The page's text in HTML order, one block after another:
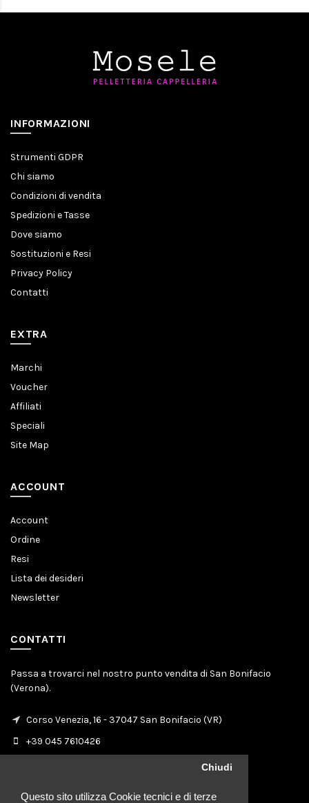
Questo sito utilizza Cookie tecnici e di terze
Chiudi
INFORMAZIONI
Strumenti GDPR
Chi siamo
Condizioni di vendita
Spedizioni e Tasse
Dove siamo
Sostituzioni e Resi
Privacy Policy
Contatti
EXTRA
Marchi
Voucher
Affiliati
Speciali
Site Map
ACCOUNT
Account
Ordine
Resi
Lista dei desideri
Newsletter
CONTATTI
Passa a trovarci nel nostro punto vendita di San Bonifacio
(Verona).
Corso Venezia, 16 - 37047 San Bonifacio (VR)
+39 045 7610426